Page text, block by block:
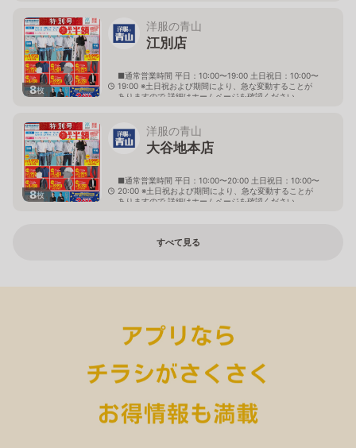
8枚
洋服の青山
江別店
■通常営業時間 平日：10:00〜19:00 土日祝日：10:00〜
19:00 ※土日祝および期間により、急な変動することが
ありますので 詳細はホームページを確認ください
8枚
洋服の青山
大谷地本店
■通常営業時間 平日：10:00〜20:00 土日祝日：10:00〜
20:00 ※土日祝および期間により、急な変動することが
ありますので 詳細はホームページを確認ください
すべて見る